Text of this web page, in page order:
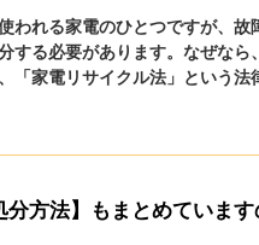
われる家電のひとつですが、
する必要があります。なぜな
「家電リサイクル法」という法
方法】もまとめています